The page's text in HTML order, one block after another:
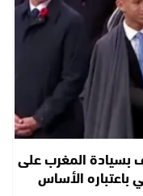
بسيادة المغرب على
باعتباره الأساس